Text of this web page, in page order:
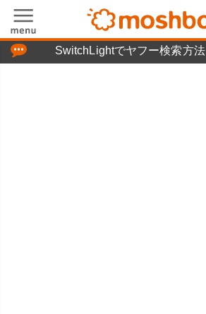
SwitchLightでヤフー検索方法
「つぶやき」の使い方